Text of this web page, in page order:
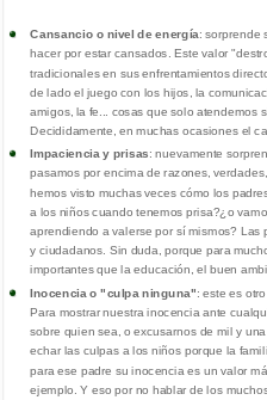
Cansancio o nivel de energía: sorprende
hacer por estar cansados. Este valor
tradicionales en sus enfrentamientos
de lado el juego con los hijos, la
amigos, la fe... cosas que solo atendemos
Decididamente, en muchas ocasiones el
Impaciencia y prisas: nuevamente
pasamos por encima de razones,
hemos visto muchas veces cómo los
a los niños cuando tenemos prisa?¿o
aprendiendo a valerse por sí mismos?
y ciudadanos. Sin duda, porque para
importantes que la educación, el buen
Inocencia o "culpa ninguna": este es
Para mostrar nuestra inocencia ante
sobre quien sea, o excusarnos de mil y
echar las culpas a los niños porque la
para ese padre su inocencia es un valor
ejemplo. Y eso por no hablar de los